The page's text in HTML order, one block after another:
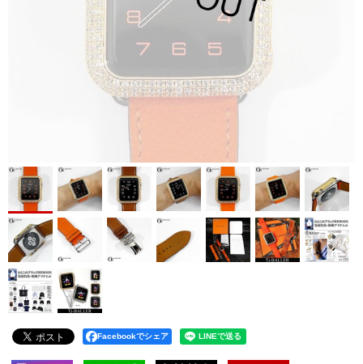
Facebookでシェア